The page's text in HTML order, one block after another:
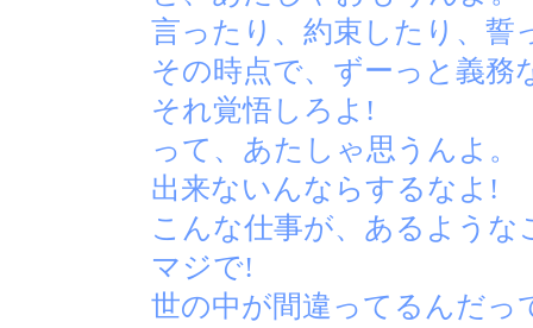
言ったり、約束したり、誓
その時点で、ずーっと義務
それ覚悟しろよ!
って、あたしゃ思うんよ。
出来ないんならするなよ!
こんな仕事が、あるよう
マジで!
世の中が間違ってるんだっ